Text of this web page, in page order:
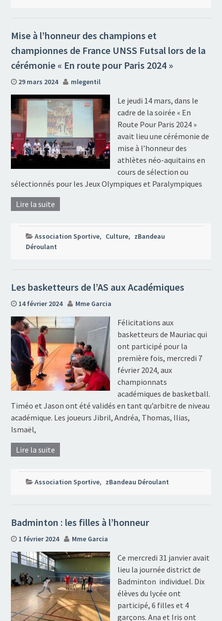
Mise à l’honneur des champions et
championnes de France UNSS Futsal lors de la
cérémonie « En route pour Paris 2024 »
29 mars 2024 mlegentil
Le jeudi 14 mars, dans le
cadre de la soirée « En
Route Pour Paris 2024 »
avait lieu une cérémonie de
mise à l’honneur des
athlètes néo-aquitains en
cours de sélection ou
sélectionnés pour les Jeux Olympiques et Paralympiques
Lire la suite
Association Sportive, Culture, zBandeau
Déroulant
Les basketteurs de l’AS aux Académiques
14 février 2024 Mme Garcia
Félicitations aux
basketteurs de Mauriac qui
ont participé pour la
première fois, mercredi 7
février 2024, aux
championnats
académiques de basketball.
Timéo et Jason ont été validés en tant qu’arbitre de niveau
académique. Les joueurs Jibril, Andréa, Thomas, Ilias,
Ismaël,
Lire la suite
Association Sportive, zBandeau Déroulant
Badminton : les filles à l’honneur
1 février 2024 Mme Garcia
Ce mercredi 31 janvier avait
lieu la journée district de
Badminton individuel. Dix
élèves du lycée ont
participé, 6 filles et 4
garçons. Ana et Iris ont